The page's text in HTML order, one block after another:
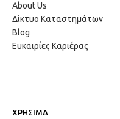
About Us
Δίκτυο Καταστημάτων
Blog
Ευκαιρίες Καριέρας
ΧΡΗΣΙΜΑ